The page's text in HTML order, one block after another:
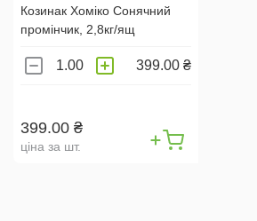
Козинак Хоміко Сонячний
промінчик, 2,8кг/ящ
399.00 ₴
399.00 ₴
ціна за шт.